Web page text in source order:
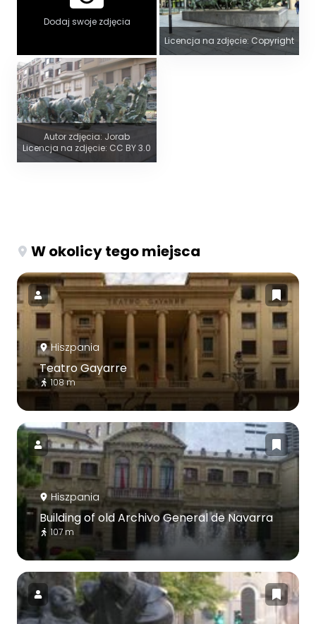
Dodaj swoje zdjęcia
Licencja na zdjęcie: Copyright
Autor zdjęcia: Jorab
Licencja na zdjęcie: CC BY 3.0
W okolicy tego miejsca
Hiszpania
Teatro Gayarre
108 m
Hiszpania
Building of old Archivo General de Navarra
107 m